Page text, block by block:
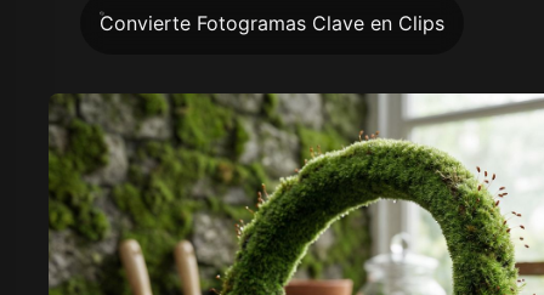
Convierte Fotogramas Clave en Clips